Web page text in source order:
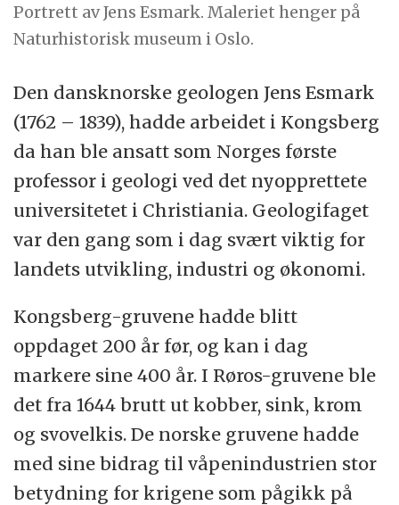
Portrett av Jens Esmark. Maleriet henger på
Naturhistorisk museum i Oslo.
Den dansknorske geologen Jens Esmark
(1762 – 1839), hadde arbeidet i Kongsberg
da han ble ansatt som Norges første
professor i geologi ved det nyopprettete
universitetet i Christiania. Geologifaget
var den gang som i dag svært viktig for
landets utvikling, industri og økonomi.
Kongsberg-gruvene hadde blitt
oppdaget 200 år før, og kan i dag
markere sine 400 år. I Røros-gruvene ble
det fra 1644 brutt ut kobber, sink, krom
og svovelkis. De norske gruvene hadde
med sine bidrag til våpenindustrien stor
betydning for krigene som pågikk på